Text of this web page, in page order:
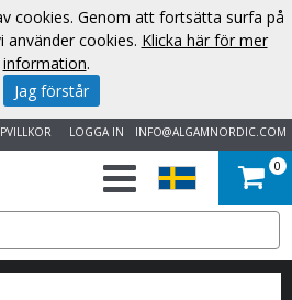
INFO@ALGAMNORDIC.COM
LOGGA IN
0
cookies. Genom att fortsätta surfa på
använder cookies. Klicka här för mer
information.
Jag förstår